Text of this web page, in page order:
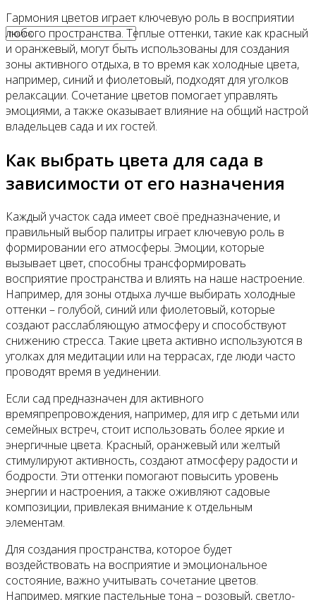
Гармония цветов играет ключевую роль в восприятии
любого пространства. Теплые оттенки, такие как красный
и оранжевый, могут быть использованы для создания
зоны активного отдыха, в то время как холодные цвета,
например, синий и фиолетовый, подходят для уголков
релаксации. Сочетание цветов помогает управлять
эмоциями, а также оказывает влияние на общий настрой
владельцев сада и их гостей.
Как выбрать цвета для сада в
зависимости от его назначения
Каждый участок сада имеет своё предназначение, и
правильный выбор палитры играет ключевую роль в
формировании его атмосферы. Эмоции, которые
вызывает цвет, способны трансформировать
восприятие пространства и влиять на наше настроение.
Например, для зоны отдыха лучше выбирать холодные
оттенки – голубой, синий или фиолетовый, которые
создают расслабляющую атмосферу и способствуют
снижению стресса. Такие цвета активно используются в
уголках для медитации или на террасах, где люди часто
проводят время в уединении.
Если сад предназначен для активного
времяпрепровождения, например, для игр с детьми или
семейных встреч, стоит использовать более яркие и
энергичные цвета. Красный, оранжевый или желтый
стимулируют активность, создают атмосферу радости и
бодрости. Эти оттенки помогают повысить уровень
энергии и настроения, а также оживляют садовые
композиции, привлекая внимание к отдельным
элементам.
Для создания пространства, которое будет
воздействовать на восприятие и эмоциональное
состояние, важно учитывать сочетание цветов.
Например, мягкие пастельные тона – розовый, светло-